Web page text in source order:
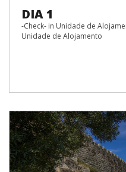
DIA 1
-Check- in Unidade de
Unidade de Alojamento